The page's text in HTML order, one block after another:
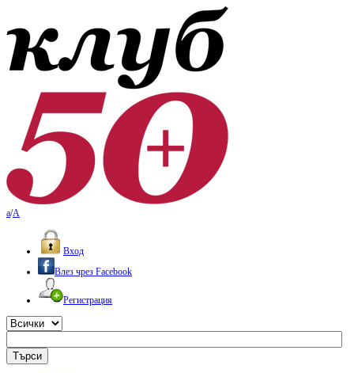
a/A
Вход
Влез чрез Facebook
Регистрация